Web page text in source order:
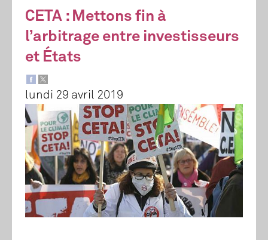
CETA : Mettons fin à
l’arbitrage entre investisseurs
et États
lundi 29 avril 2019